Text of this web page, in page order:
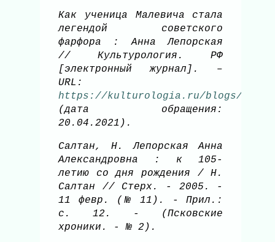
Как ученица Малевича стала
легендой советского
фарфора : Анна Лепорская
// Культурология. РФ
[электронный журнал]. –
URL:
https://kulturologia.ru/blogs/
(дата обращения:
20.04.2021).
Салтан, Н. Лепорская Анна
Александровна : к 105-
летию со дня рождения / Н.
Салтан // Стерх. - 2005. -
11 февр. (№ 11). - Прил.:
с. 12. - (Псковские
хроники. - № 2).